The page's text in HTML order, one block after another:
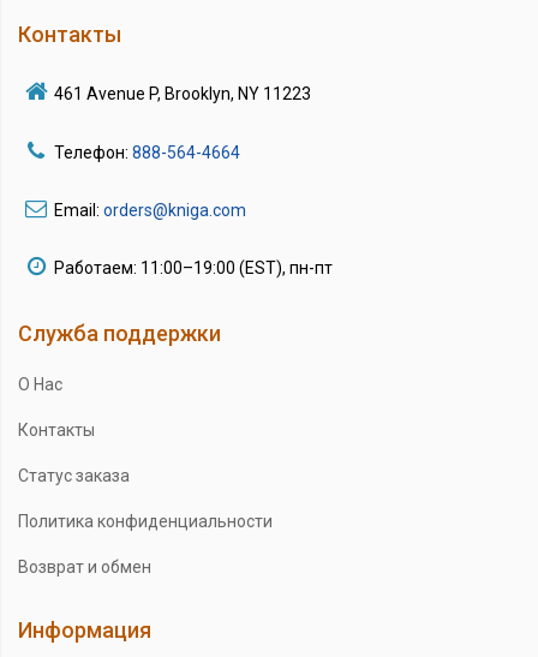
Контакты
461 Avenue P, Brooklyn, NY 11223
Телефон: 888-564-4664
Email: orders@kniga.com
Работаем: 11:00–19:00 (EST), пн-пт
Служба поддержки
О Нас
Контакты
Статус заказа
Политика конфиденциальности
Возврат и обмен
Информация